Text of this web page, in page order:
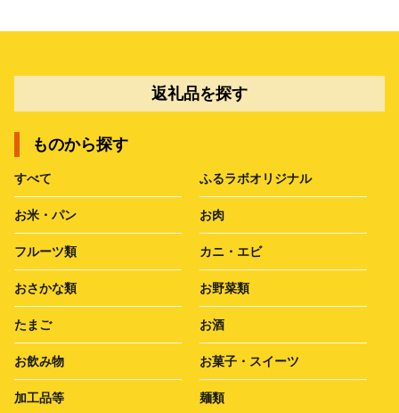
返礼品を探す
ものから探す
すべて ふるラボオリジナル
お米・パン お肉
フルーツ類 カニ・エビ
おさかな類 お野菜類
たまご お酒
お飲み物 お菓子・スイーツ
加工品等 麺類